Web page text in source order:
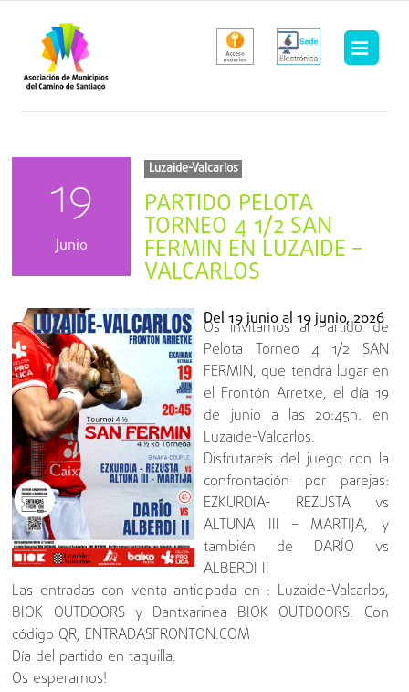
contenido
19
Junio
Luzaide-Valcarlos
PARTIDO PELOTA
TORNEO 4 1/2 SAN
FERMIN EN LUZAIDE –
VALCARLOS
Del19 junioal19 junio, 2026
Os invitamos al Partido de
Pelota Torneo 4 1/2 SAN
FERMIN, que tendrá lugar en
el Frontón Arretxe, el día 19
de junio a las 20:45h. en
Luzaide-Valcarlos.
Disfrutareís del juego con la
confrontación por parejas:
EZKURDIA- REZUSTA vs
ALTUNA III – MARTIJA, y
también de DARÍO vs
ALBERDI II
Las entradas con venta anticipada en : Luzaide-Valcarlos,
BIOK OUTDOORS y Dantxarinea BIOK OUTDOORS. Con
código QR, ENTRADASFRONTON.COM
Día del partido en taquilla.
Os esperamos!